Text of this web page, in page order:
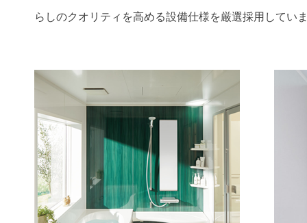
らしのクオリティを高める設備仕様を厳選採用してい